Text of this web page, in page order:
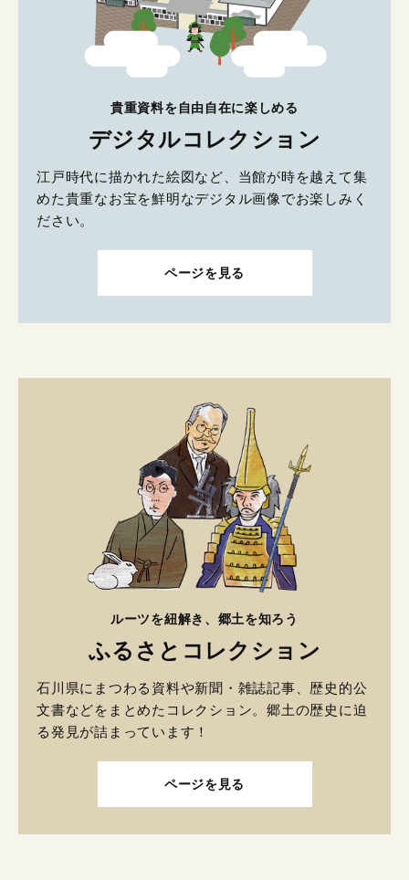
貴重資料を自由自在に楽しめる
デジタルコレクション
江戸時代に描かれた絵図など、当館が時を越えて集
めた貴重なお宝を鮮明なデジタル画像でお楽しみく
ださい。
ページを見る
ルーツを紐解き、郷土を知ろう
ふるさとコレクション
石川県にまつわる資料や新聞・雑誌記事、歴史的公
文書などをまとめたコレクション。郷土の歴史に迫
る発見が詰まっています！
ページを見る